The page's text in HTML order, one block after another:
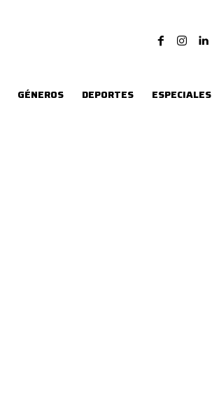
GÉNEROS DEPORTES ESPECIALES